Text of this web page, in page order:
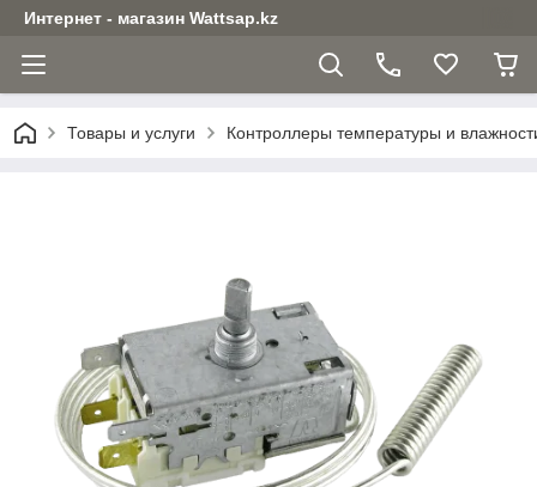
Интернет - магазин Wattsap.kz
Товары и услуги Контроллеры температуры и